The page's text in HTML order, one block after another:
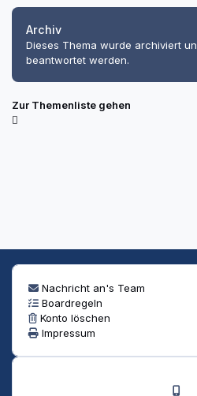
Archiv
Dieses Thema wurde archiviert
beantwortet werden.
Zur Themenliste gehen
Nachricht an's Team
Boardregeln
Konto löschen
Impressum